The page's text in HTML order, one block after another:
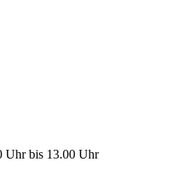
Uhr bis 13.00 Uhr